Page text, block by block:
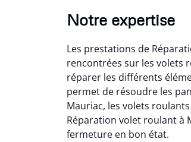
Notre expertise
Les prestations de
rencontrées sur les volets
réparer les différents
permet de résoudre les
Mauriac, les volets
Réparation volet roulant à
fermeture en bon état.